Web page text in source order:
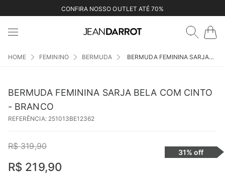
CONFIRA NOSSO OUTLET ATÉ 70%
FEMININO BERMUDA BERMUDA FEMININA SARJA BELA COM CINTO - BRANCO
BERMUDA FEMININA SARJA BELA COM CINTO
- BRANCO
REFERÊNCIA: 251013BE12362
R$ 319,90
R$ 219,90
31% off